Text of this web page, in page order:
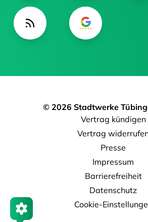
© 2026 Stadtwerke
Vertrag kündigen
Vertrag
Presse
Impressum
Barrierefreiheit
Datenschutz
Cookie-